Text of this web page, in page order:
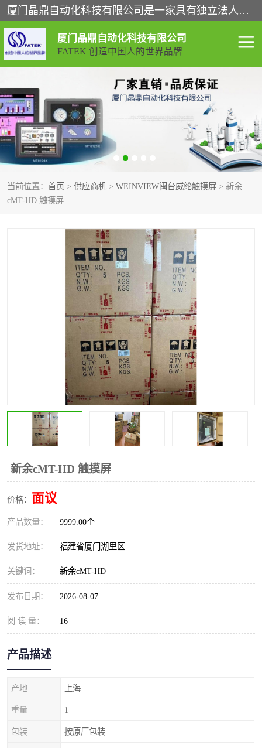
厦门晶鼎自动化科技有限公司是一家具有独立法人资格的高新技术企业；代理销售的产品有台湾威纶触摸屏，魏德米勒全系列，永宏触摸屏,威纶触摸屏,台湾威纶weinview触摸屏,台湾永宏PLC，FATEK,永宏伺服,图儿克总线，施耐德，欧姆龙，西门子，富士变频，K&N蓝系列， BUSSMANN，松下变频器，丹佛斯变频器等。
厦门晶鼎自动化科技有限公司
FATEK 创造中国人的世界品牌
当前位置： 首页 > 供应商机 > WEINVIEW闽台威纶触摸屏 > 新余
cMT-HD 触摸屏
新余cMT-HD 触摸屏
价格： 面议
产品数量： 9999.00个
发货地址： 福建省厦门湖里区
关键词： 新余cMT-HD
发布日期： 2026-08-07
阅 读 量： 16
产品描述
产地 上海
重量 1
包装 按原厂包装
闽台永宏PLC WEINVIEW闽台威纶触摸
正弦变频器正弦伺服 魏德米勒接线端子
ABB电流开关 魏德米勒电源
丹佛斯变频器 MOXA通讯模块
魏德米勒工具 西门子
其他
安士能开关
普洛菲斯触摸屏
魏德米勒继电器 施迈赛限位开关